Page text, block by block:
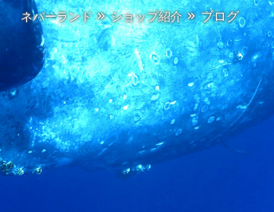
ネバーランド ショップ紹介 ブログ